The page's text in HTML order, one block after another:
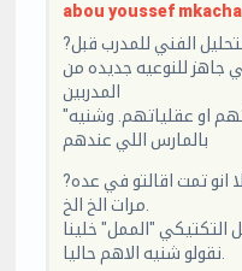
abou youssef
الفني للمدرب قبل
جاهز للنوعيه جديده من
المدربين
"قبل النظر" في كيفيه تدريباتهم او عقلياتهم. وشنيه
بالمارس اللي عندهم
?كاردوزو في برشا مواقع حكات علا انو تمت اقالتو في عده
التكتيكي "الممل" خلينا